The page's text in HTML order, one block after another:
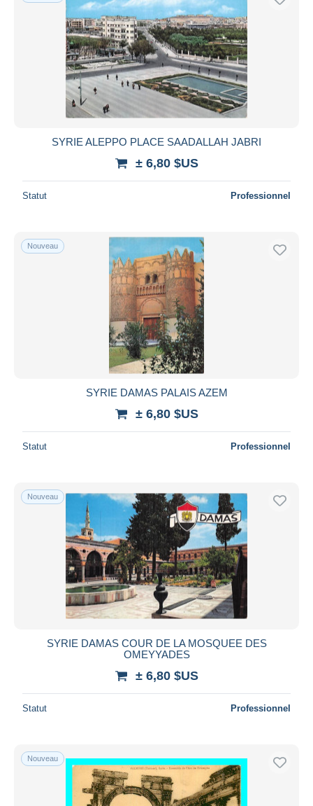
SYRIE ALEPPO PLACE SAADALLAH JABRI
± 6,80 $US
Statut Professionnel
Nouveau
SYRIE DAMAS PALAIS AZEM
± 6,80 $US
Statut Professionnel
Nouveau
SYRIE DAMAS COUR DE LA MOSQUEE DES
OMEYYADES
± 6,80 $US
Statut Professionnel
Nouveau